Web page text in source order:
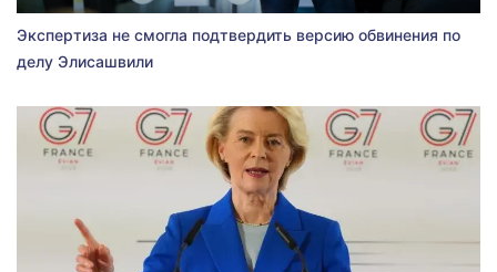
Экспертиза не смогла подтвердить версию обвинения по
делу Элисашвили